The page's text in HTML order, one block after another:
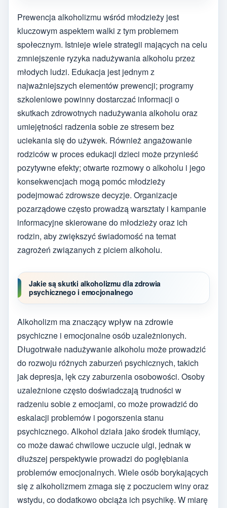
Prewencja alkoholizmu wśród młodzieży jest
kluczowym aspektem walki z tym problemem
społecznym. Istnieje wiele strategii mających na celu
zmniejszenie ryzyka nadużywania alkoholu przez
młodych ludzi. Edukacja jest jednym z
najważniejszych elementów prewencji; programy
szkoleniowe powinny dostarczać informacji o
skutkach zdrowotnych nadużywania alkoholu oraz
umiejętności radzenia sobie ze stresem bez
uciekania się do używek. Również angażowanie
rodziców w proces edukacji dzieci może przynieść
pozytywne efekty; otwarte rozmowy o alkoholu i jego
konsekwencjach mogą pomóc młodzieży
podejmować zdrowsze decyzje. Organizacje
pozarządowe często prowadzą warsztaty i kampanie
informacyjne skierowane do młodzieży oraz ich
rodzin, aby zwiększyć świadomość na temat
zagrożeń związanych z piciem alkoholu.
Jakie są skutki alkoholizmu dla zdrowia
psychicznego i emocjonalnego
Alkoholizm ma znaczący wpływ na zdrowie
psychiczne i emocjonalne osób uzależnionych.
Długotrwałe nadużywanie alkoholu może prowadzić
do rozwoju różnych zaburzeń psychicznych, takich
jak depresja, lęk czy zaburzenia osobowości. Osoby
uzależnione często doświadczają trudności w
radzeniu sobie z emocjami, co może prowadzić do
eskalacji problemów i pogorszenia stanu
psychicznego. Alkohol działa jako środek tłumiący,
co może dawać chwilowe uczucie ulgi, jednak w
dłuższej perspektywie prowadzi do pogłębiania
problemów emocjonalnych. Wiele osób borykających
się z alkoholizmem zmaga się z poczuciem winy oraz
wstydu, co dodatkowo obciąża ich psychikę. W miarę